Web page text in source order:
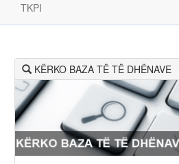
TKPI
KËRKO BAZA TË TË DHËNAVE